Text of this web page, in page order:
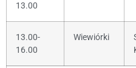
13.00
13.00-
16.00
Wiewiórki